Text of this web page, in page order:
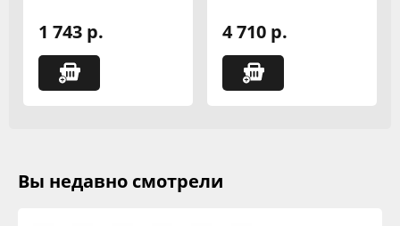
1 743 р. 4 710 р.
Вы недавно смотрели